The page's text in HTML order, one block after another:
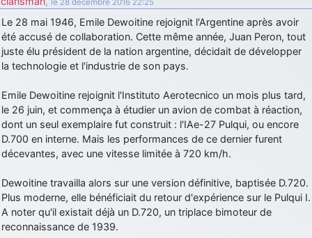
d9pouces : Malheureusement non un peu trop loin pour moi !
fox_50: Bonjour, certains parmis vous étaient-ils présent au
meeting de Lann Bihoué de 2026 ?
cachée dans les pins: Coucou et excellente année 2026 à tous et
au site!
jericho : Bonne année et tous mes meilleurs voeux à tous pour
2026 !
little boy
: je vous souhaite un bon réveillon pour cette nouvelle
jericho: Merci D9pouces, à mon tour de souhaiter un Joyeux Noël
et de bonnes fêtes de fin d'année.
d9pouces: Joyeux Noël à tous !
Le 28 mai 1946, Emile Dewoitine rejoignit l'Argentine après avoir
été accusé de collaboration. Cette même année, Juan Peron, tout
juste élu président de la nation argentine, décidait de développer
la technologie et l'industrie de son pays.
Emile Dewoitine rejoignit l'Instituto Aerotecnico un mois plus tard,
le 26 juin, et commença à étudier un avion de combat à réaction,
dont un seul exemplaire fut construit : l'IAe-27 Pulqui, ou encore
D.700 en interne. Mais les performances de ce dernier furent
décevantes, avec une vitesse limitée à 720 km/h.
Dewoitine travailla alors sur une version définitive, baptisée D.720.
Plus moderne, elle bénéficiait du retour d'expérience sur le Pulqui I.
A noter qu'il existait déjà un D.720, un triplace bimoteur de
reconnaissance de 1939.